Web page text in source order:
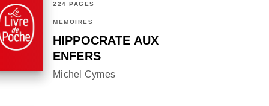
224 PAGES
MÉMOIRES
HIPPOCRATE AUX
ENFERS
Michel Cymes